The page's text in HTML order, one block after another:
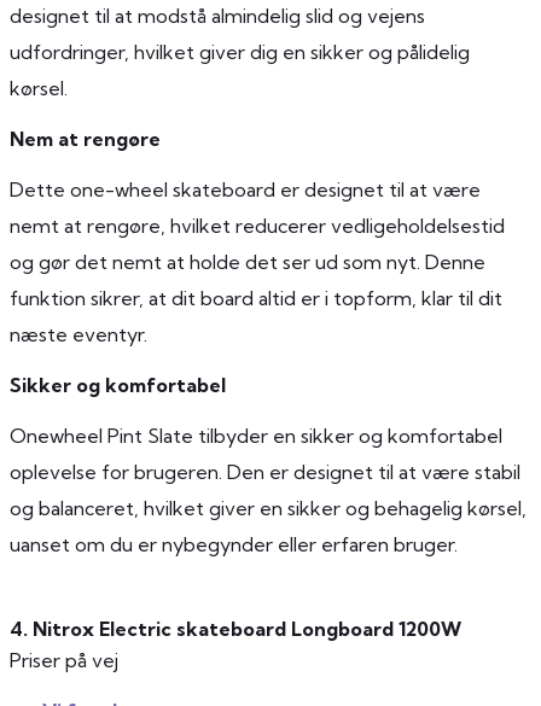
designet til at modstå almindelig slid og vejens
udfordringer, hvilket giver dig en sikker og pålidelig
kørsel.
Nem at rengøre
Dette one-wheel skateboard er designet til at være
nemt at rengøre, hvilket reducerer vedligeholdelsestid
og gør det nemt at holde det ser ud som nyt. Denne
funktion sikrer, at dit board altid er i topform, klar til dit
næste eventyr.
Sikker og komfortabel
Onewheel Pint Slate tilbyder en sikker og komfortabel
oplevelse for brugeren. Den er designet til at være stabil
og balanceret, hvilket giver en sikker og behagelig kørsel,
uanset om du er nybegynder eller erfaren bruger.
4. Nitrox Electric skateboard Longboard 1200W
Priser på vej